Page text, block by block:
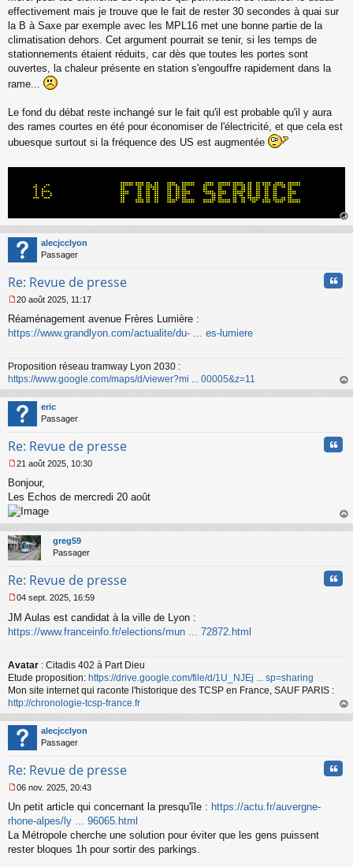
s
s
a
g
e
n
o
u
effectivement mais je trouve que le fait de rester 30 secondes à quai sur
la B à Saxe par exemple avec les MPL16 met une bonne partie de la
climatisation dehors. Cet argument pourrait se tenir, si les temps de
stationnements étaient réduits, car dès que toutes les portes sont
ouvertes, la chaleur présente en station s'engouffre rapidement dans la
rame...
Le fond du débat reste inchangé sur le fait qu'il est probable qu'il y aura
des rames courtes en été pour économiser de l'électricité, et que cela est
ubuesque surtout si la fréquence des US est augmentée
au
alecjcclyon
Passager
Re: Revue de presse
e
s
g
e
n
o
n
l
20 août 2025, 11:17
Réaménagement avenue Frères Lumière :
https://www.grandlyon.com/actualite/du- ... es-lumiere
Proposition réseau tramway Lyon 2030 :
https://www.google.com/maps/d/viewer?mi ... 00005&z=11
au
eric
Passager
Re: Revue de presse
e
s
s
a
g
e
n
n
u
21 août 2025, 10:30
Bonjour,
Les Echos de mercredi 20 août
au
greg59
Passager
Re: Revue de presse
e
s
g
e
n
o
n
l
u
04 sept. 2025, 16:59
JM Aulas est candidat à la ville de Lyon :
https://www.franceinfo.fr/elections/mun ... 72872.html
Avatar : Citadis 402 à Part Dieu
Etude proposition: https://drive.google.com/file/d/1U_NJEj ... sp=sharing
Mon site internet qui raconte l'historique des TCSP en France, SAUF PARIS :
http://chronologie-tcsp-france.fr
au
alecjcclyon
Passager
Re: Revue de presse
e
s
s
g
06 nov. 2025, 20:43
Un petit article qui concernant la presqu'île : https://actu.fr/auvergne-
rhone-alpes/ly ... 96065.html
La Métropole cherche une solution pour éviter que les gens puissent
rester bloques 1h pour sortir des parkings.